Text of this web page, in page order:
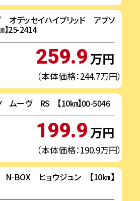
デッセイハイブリッド アブソ
25-2414
259.9万円
（本体価格：244.7万円）
ムーヴ RS 【10㎞】00-5046
199.9万円
（本体価格：190.9万円）
BOX ヒョウジュン 【10㎞】